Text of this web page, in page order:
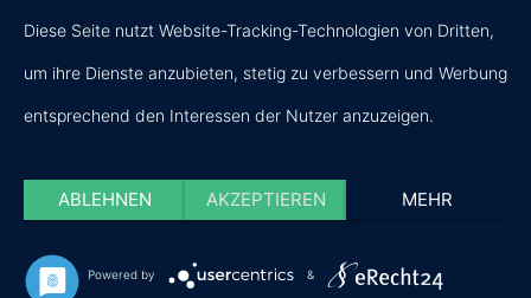
Metallbau
Uwe
Warzecha
8
Segeberg
96 71 82
Fax: 04551 -
96 71 94
77 60 947
Diese Seite nutzt Website-Tracking-Technologien von Dritten,
um ihre Dienste anzubieten, stetig zu verbessern und Werbung
entsprechend den Interessen der Nutzer anzuzeigen.
ABLEHNEN AKZEPTIEREN MEHR
Powered by &